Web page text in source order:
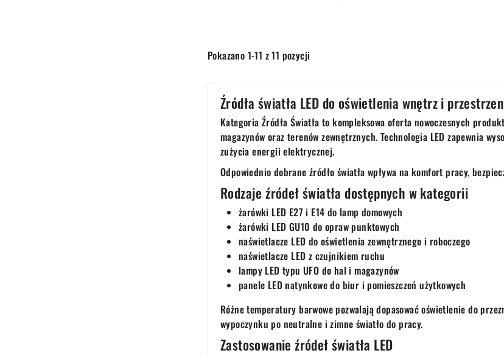
Pokazano 1-11 z 11 pozycji
Źródła światła LED do oświetlenia wnętrz i
Kategoria Źródła Światła to kompleksowa oferta nowoczesnych
magazynów oraz terenów zewnętrznych. Technologia LED zapewnia
zużycia energii elektrycznej.
Odpowiednio dobrane źródło światła wpływa na komfort pracy,
Rodzaje źródeł światła dostępnych w kategorii
żarówki LED E27 i E14 do lamp domowych
żarówki LED GU10 do opraw punktowych
naświetlacze LED do oświetlenia zewnętrznego i roboczego
naświetlacze LED z czujnikiem ruchu
lampy LED typu UFO do hal i magazynów
panele LED natynkowe do biur i pomieszczeń użytkowych
Różne temperatury barwowe pozwalają dopasować oświetlenie do
wypoczynku po neutralne i zimne światło do pracy.
Zastosowanie źródeł światła LED